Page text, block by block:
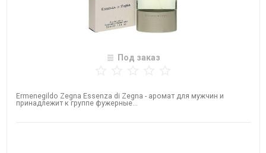
Под заказ
Ermenegildo Zegna​ Essenza di Zegna - аромат для мужчин и
принадлежит к группе фужерные...